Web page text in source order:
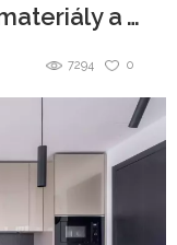
Špičkový vzhled, luxusní materiály a všudypřítomná elegance.
0
7294